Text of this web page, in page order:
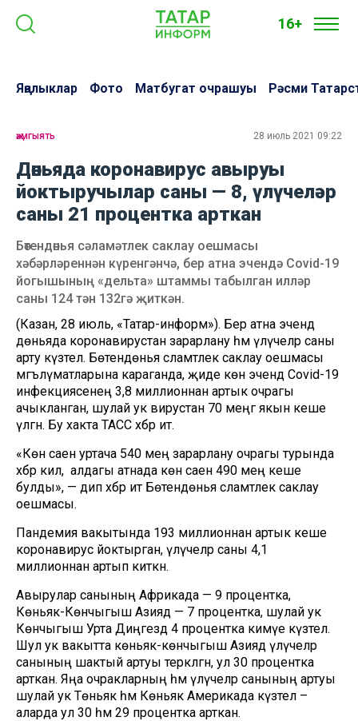
16+
Яңалыклар Фото Матбугат очрашуы Рәсми
җәмгыять 28 июль 2021 09:22
Дөньяда коронавирус авыруы
йоктыручылар саны — 8, үлүчеләр
саны 21 процентка арткан
Бөтендөнья сәламәтлек саклау оешмасы
хәбәрләреннән күренгәнчә, бер атна эчендә Covid-19
йогышының «дельта» штаммы табылган илләр
саны 124 тән 132гә җиткән.
(Казан, 28 июль, «Татар-информ»). Бер атна эчендә
дөньяда коронавирустан зарарлану һәм үлүчеләр саны
арту күзәтелә. Бөтендөнья сәламәтлек саклау оешмасы
мәгълүматларына караганда, җиде көн эчендә Covid-19
инфекциясенең 3,8 миллионнан артык очрагы
ачыкланган, шулай ук вирустан 70 меңгә якын кеше
үлгән. Бу хакта ТАСС хәбәр итә.
«Көн саен уртача 540 мең зарарлану очрагы турында
хәбәр килә, ә алдагы атнада көн саен 490 мең кеше
булды», — дип хәбәр итә Бөтендөнья сәламәтлек саклау
оешмасы.
Пандемия вакытында 193 миллионнан артык кеше
коронавирус йоктырган, үлүчеләр саны 4,1
миллионнан артып киткән.
Авырулар санының Африкада — 9 процентка,
Көньяк-Көнчыгыш Азиядә — 7 процентка, шулай ук
Көнчыгыш Урта Диңгездә 4 процентка кимүе күзәтелә.
Шул ук вакытта көньяк-көнчыгыш Азиядә үлүчеләр
санының шактый артуы теркәлгән, ул 30 процентка
арткан. Яңа очракларның һәм үлүчеләр санының артуы
шулай ук Төньяк һәм Көньяк Америкада күзәтелә –
аларда ул 30 һәм 29 процентка арткан.